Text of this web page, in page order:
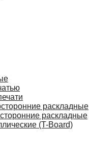
раскладные
раскладные
(T-Board)